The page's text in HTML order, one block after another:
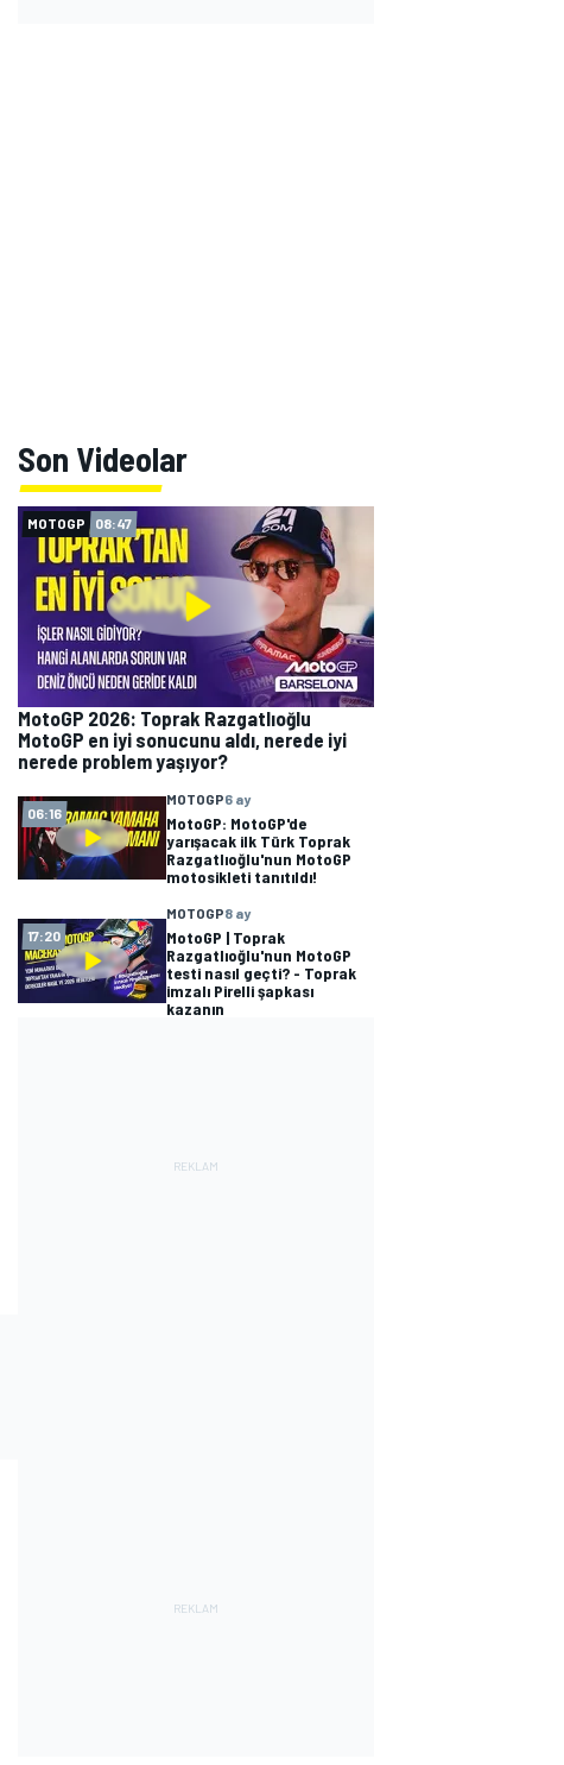
Son Videolar
MOTOGP 08:47
MotoGP 2026: Toprak Razgatlıoğlu
MotoGP en iyi sonucunu aldı, nerede iyi
nerede problem yaşıyor?
06:16
MOTOGP6 ay
MotoGP: MotoGP'de
yarışacak ilk Türk Toprak
Razgatlıoğlu'nun MotoGP
motosikleti tanıtıldı!
17:20
MOTOGP8 ay
MotoGP | Toprak
Razgatlıoğlu'nun MotoGP
testi nasıl geçti? - Toprak
imzalı Pirelli şapkası
kazanın